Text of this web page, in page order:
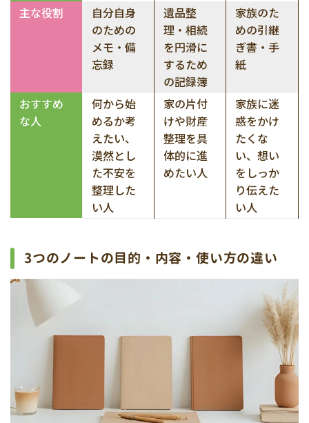
主な役割
自分自身
のための
メモ・備
忘録
遺品整
理・相続
を円滑に
するため
の記録簿
家族のた
めの引継
ぎ書・手
紙
おすすめ
な人
何から始
めるか考
えたい、
漠然とし
た不安を
整理した
い人
家の片付
けや財産
整理を具
体的に進
めたい人
家族に迷
惑をかけ
たくな
い、想い
をしっか
り伝えた
い人
3つのノートの目的・内容・使い方の違い